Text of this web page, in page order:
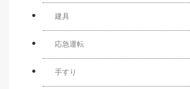
建具
応急運転
手すり